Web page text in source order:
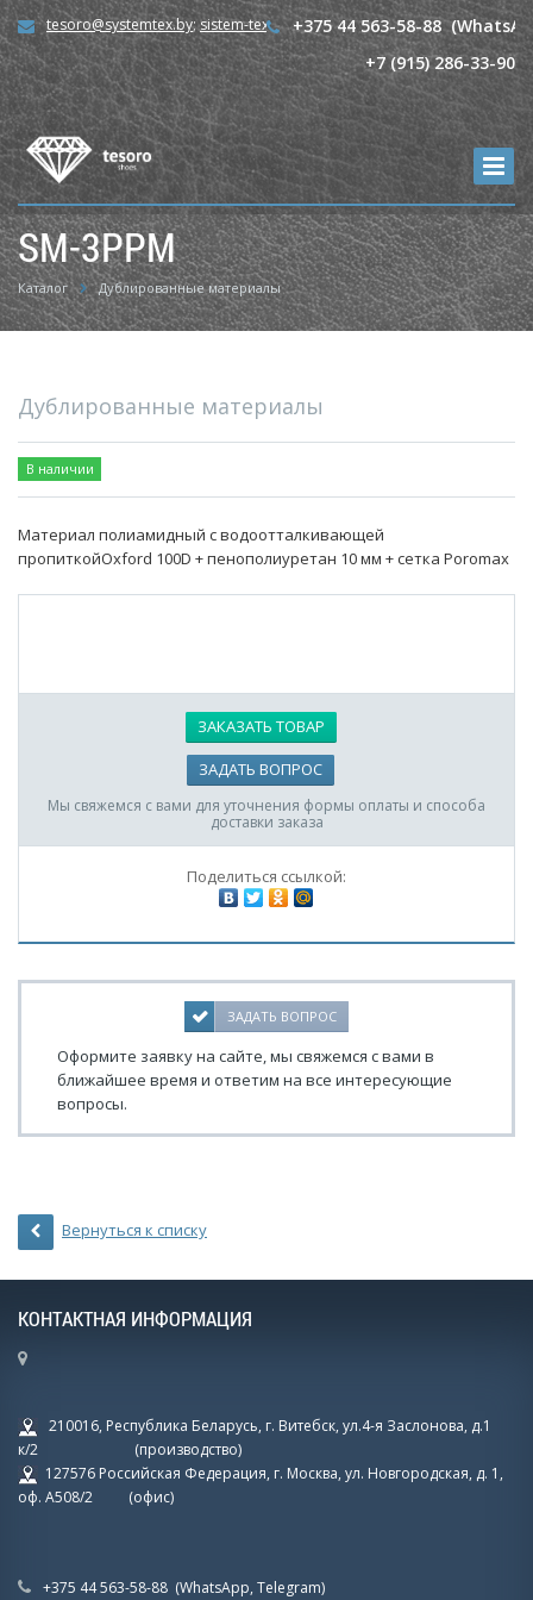
+375 44 563-58-88
+7 (915) 286-33-90
tesoro@systemtex.by;sistem-tex@mail.ru
SM-3PPM
Каталог Дублированные материалы
Дублированные материалы
В наличии
Материал полиамидный с водоотталкивающей
пропиткойOxford 100D + пенополиуретан 10 мм + сетка Poromax
ЗАКАЗАТЬ ТОВАР
ЗАДАТЬ ВОПРОС
Мы свяжемся с вами для уточнения формы оплаты и способа
доставки заказа
Поделиться ссылкой:
ЗАДАТЬ ВОПРОС
Оформите заявку на сайте, мы свяжемся с вами в
ближайшее время и ответим на все интересующие
вопросы.
Вернуться к списку
КОНТАКТНАЯ ИНФОРМАЦИЯ
210016, Республика Беларусь, г. Витебск, ул.4-я Заслонова, д.1
к/2 (производство)
127576 Российская Федерация, г. Москва, ул. Новгородская, д. 1,
оф. А508/2 (офис)
+375 44 563-58-88 (WhatsApp, Telegram)